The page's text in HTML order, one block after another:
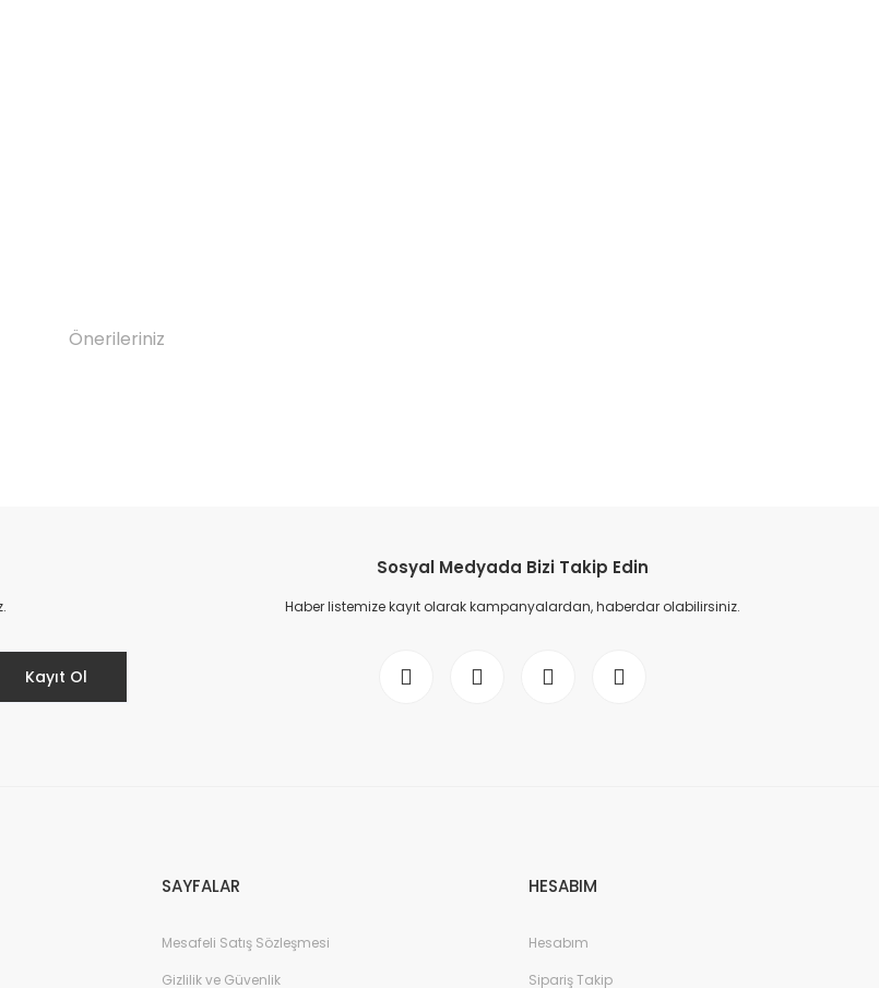
Önerileriniz
Kayıt Ol
Sosyal Medyada Bizi Takip Edin
Haber listemize kayıt olarak kampanyalardan, haberdar olabilirsiniz.
SAYFALAR
Mesafeli Satış Sözleşmesi
Gizlilik ve Güvenlik
HESABIM
Hesabım
Sipariş Takip